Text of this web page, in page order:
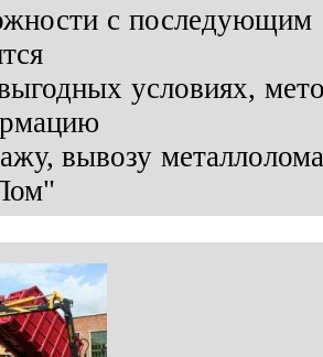
с последующим
условиях,
вывозу